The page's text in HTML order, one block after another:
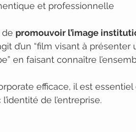
et professionnelle
promouvoir l’image
d’un “film visant à
en faisant connaître
efficace, il est
de l’entreprise.